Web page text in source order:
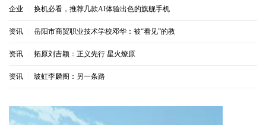
企业 换机必看，推荐几款AI体验出色的旗舰手机
资讯 岳阳市商贸职业技术学校邓华：被“看见”的教
资讯 拓原刘吉颖：正义先行 星火燎原
资讯 玻虹李麟阁：另一条路